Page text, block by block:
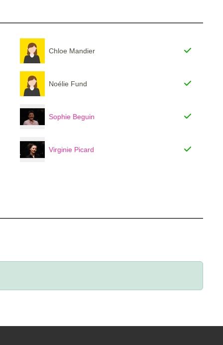
Chloe Mandier
Noélie Fund
Sophie Beguin
Virginie Picard